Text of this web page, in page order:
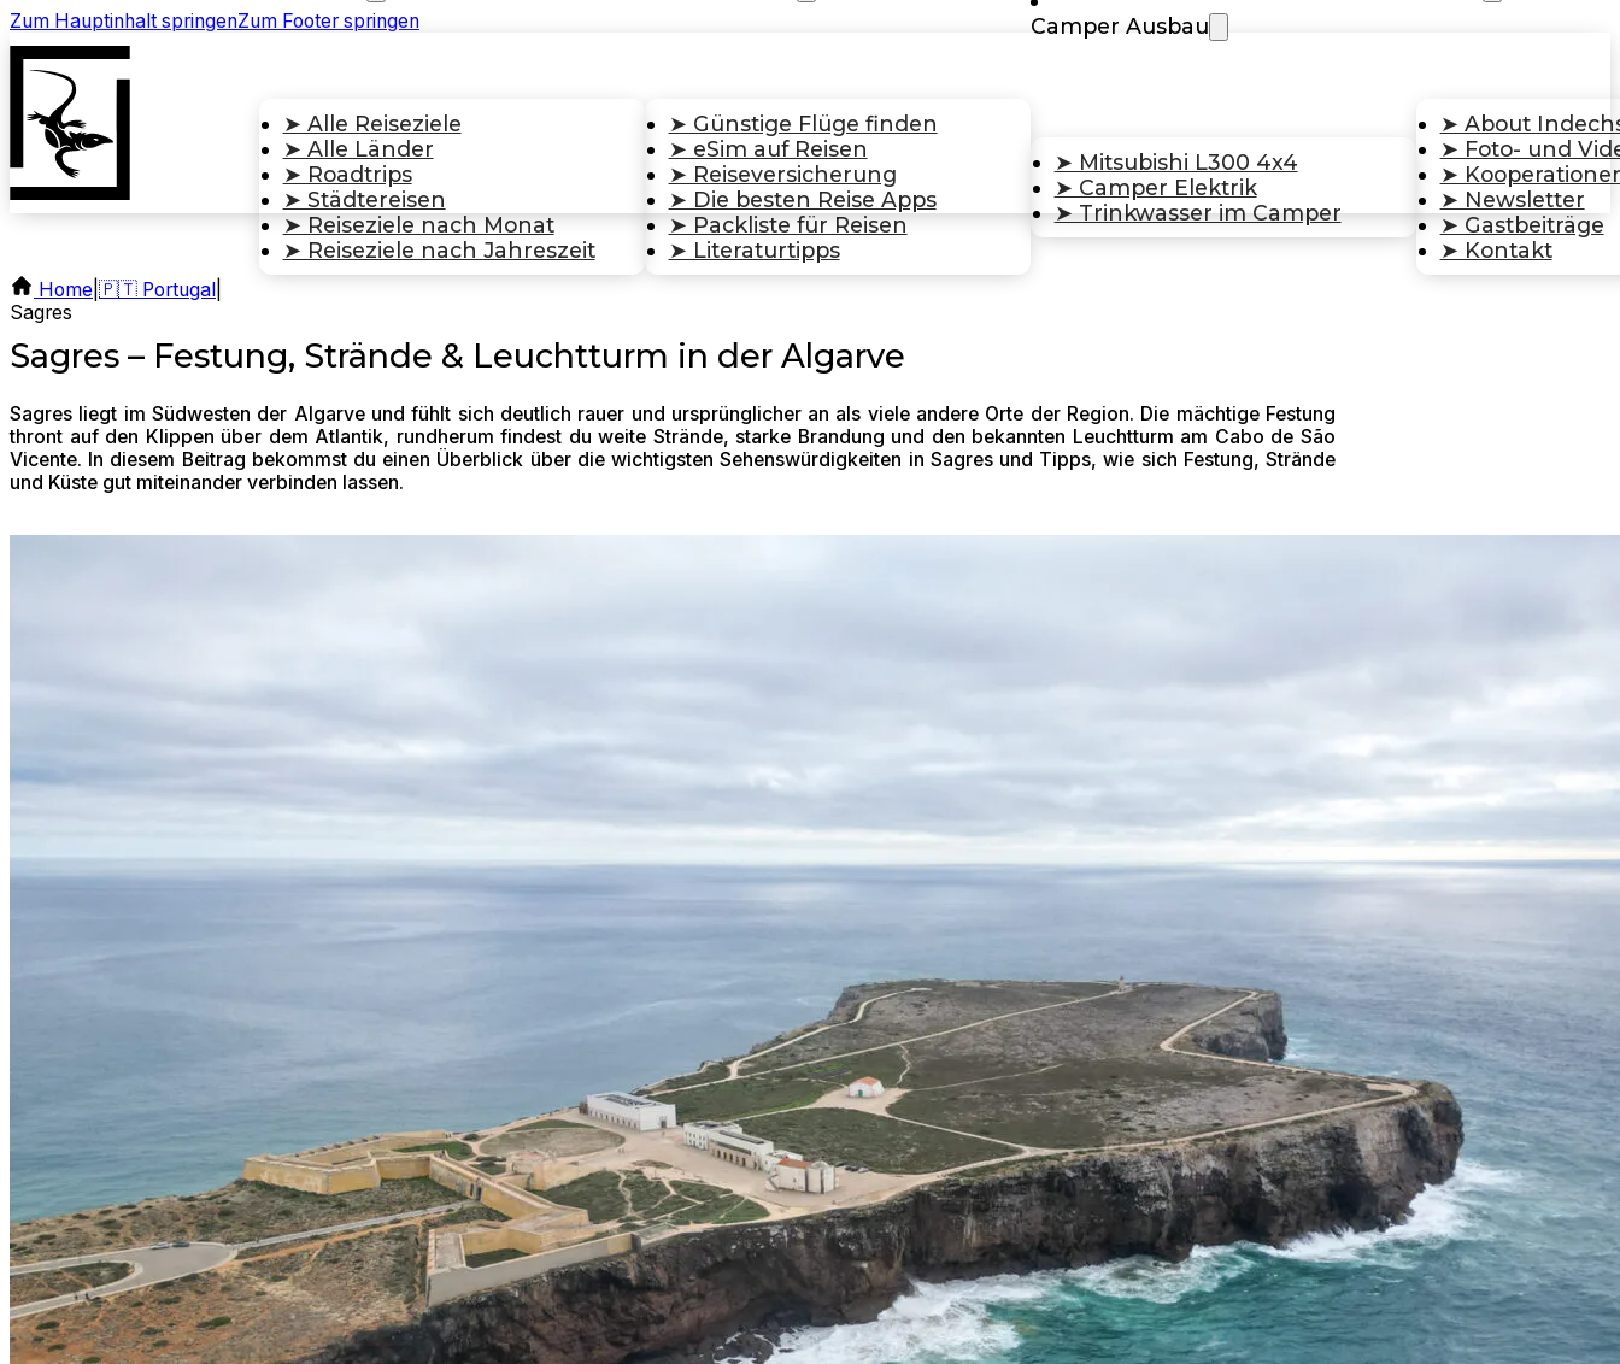
Zum Hauptinhalt springenZum Footer springen
➤ Alle Reiseziele
➤ Alle Länder
➤ Roadtrips
➤ Städtereisen
➤ Reiseziele nach Monat
➤ Reiseziele nach Jahreszeit
➤ Günstige Flüge finden
➤ eSim auf Reisen
➤ Reiseversicherung
➤ Die besten Reise Apps
➤ Packliste für Reisen
➤ Literaturtipps
Camper Ausbau
➤ Mitsubishi L300 4x4
➤ Camper Elektrik
➤ Trinkwasser im Camper
➤ About
➤ Foto- und
➤
➤ Newsletter
➤ Gastbeiträge
➤ Kontakt
Home 🇵🇹 Portugal
Sagres
Sagres – Festung, Strände & Leuchtturm in der Algarve
Sagres liegt im Südwesten der Algarve und fühlt sich deutlich rauer und ursprünglicher an als viele andere Orte der Region. Die mächtige Festung
thront auf den Klippen über dem Atlantik, rundherum findest du weite Strände, starke Brandung und den bekannten Leuchtturm am Cabo de São
Vicente. In diesem Beitrag bekommst du einen Überblick über die wichtigsten Sehenswürdigkeiten in Sagres und Tipps, wie sich Festung, Strände
und Küste gut miteinander verbinden lassen.